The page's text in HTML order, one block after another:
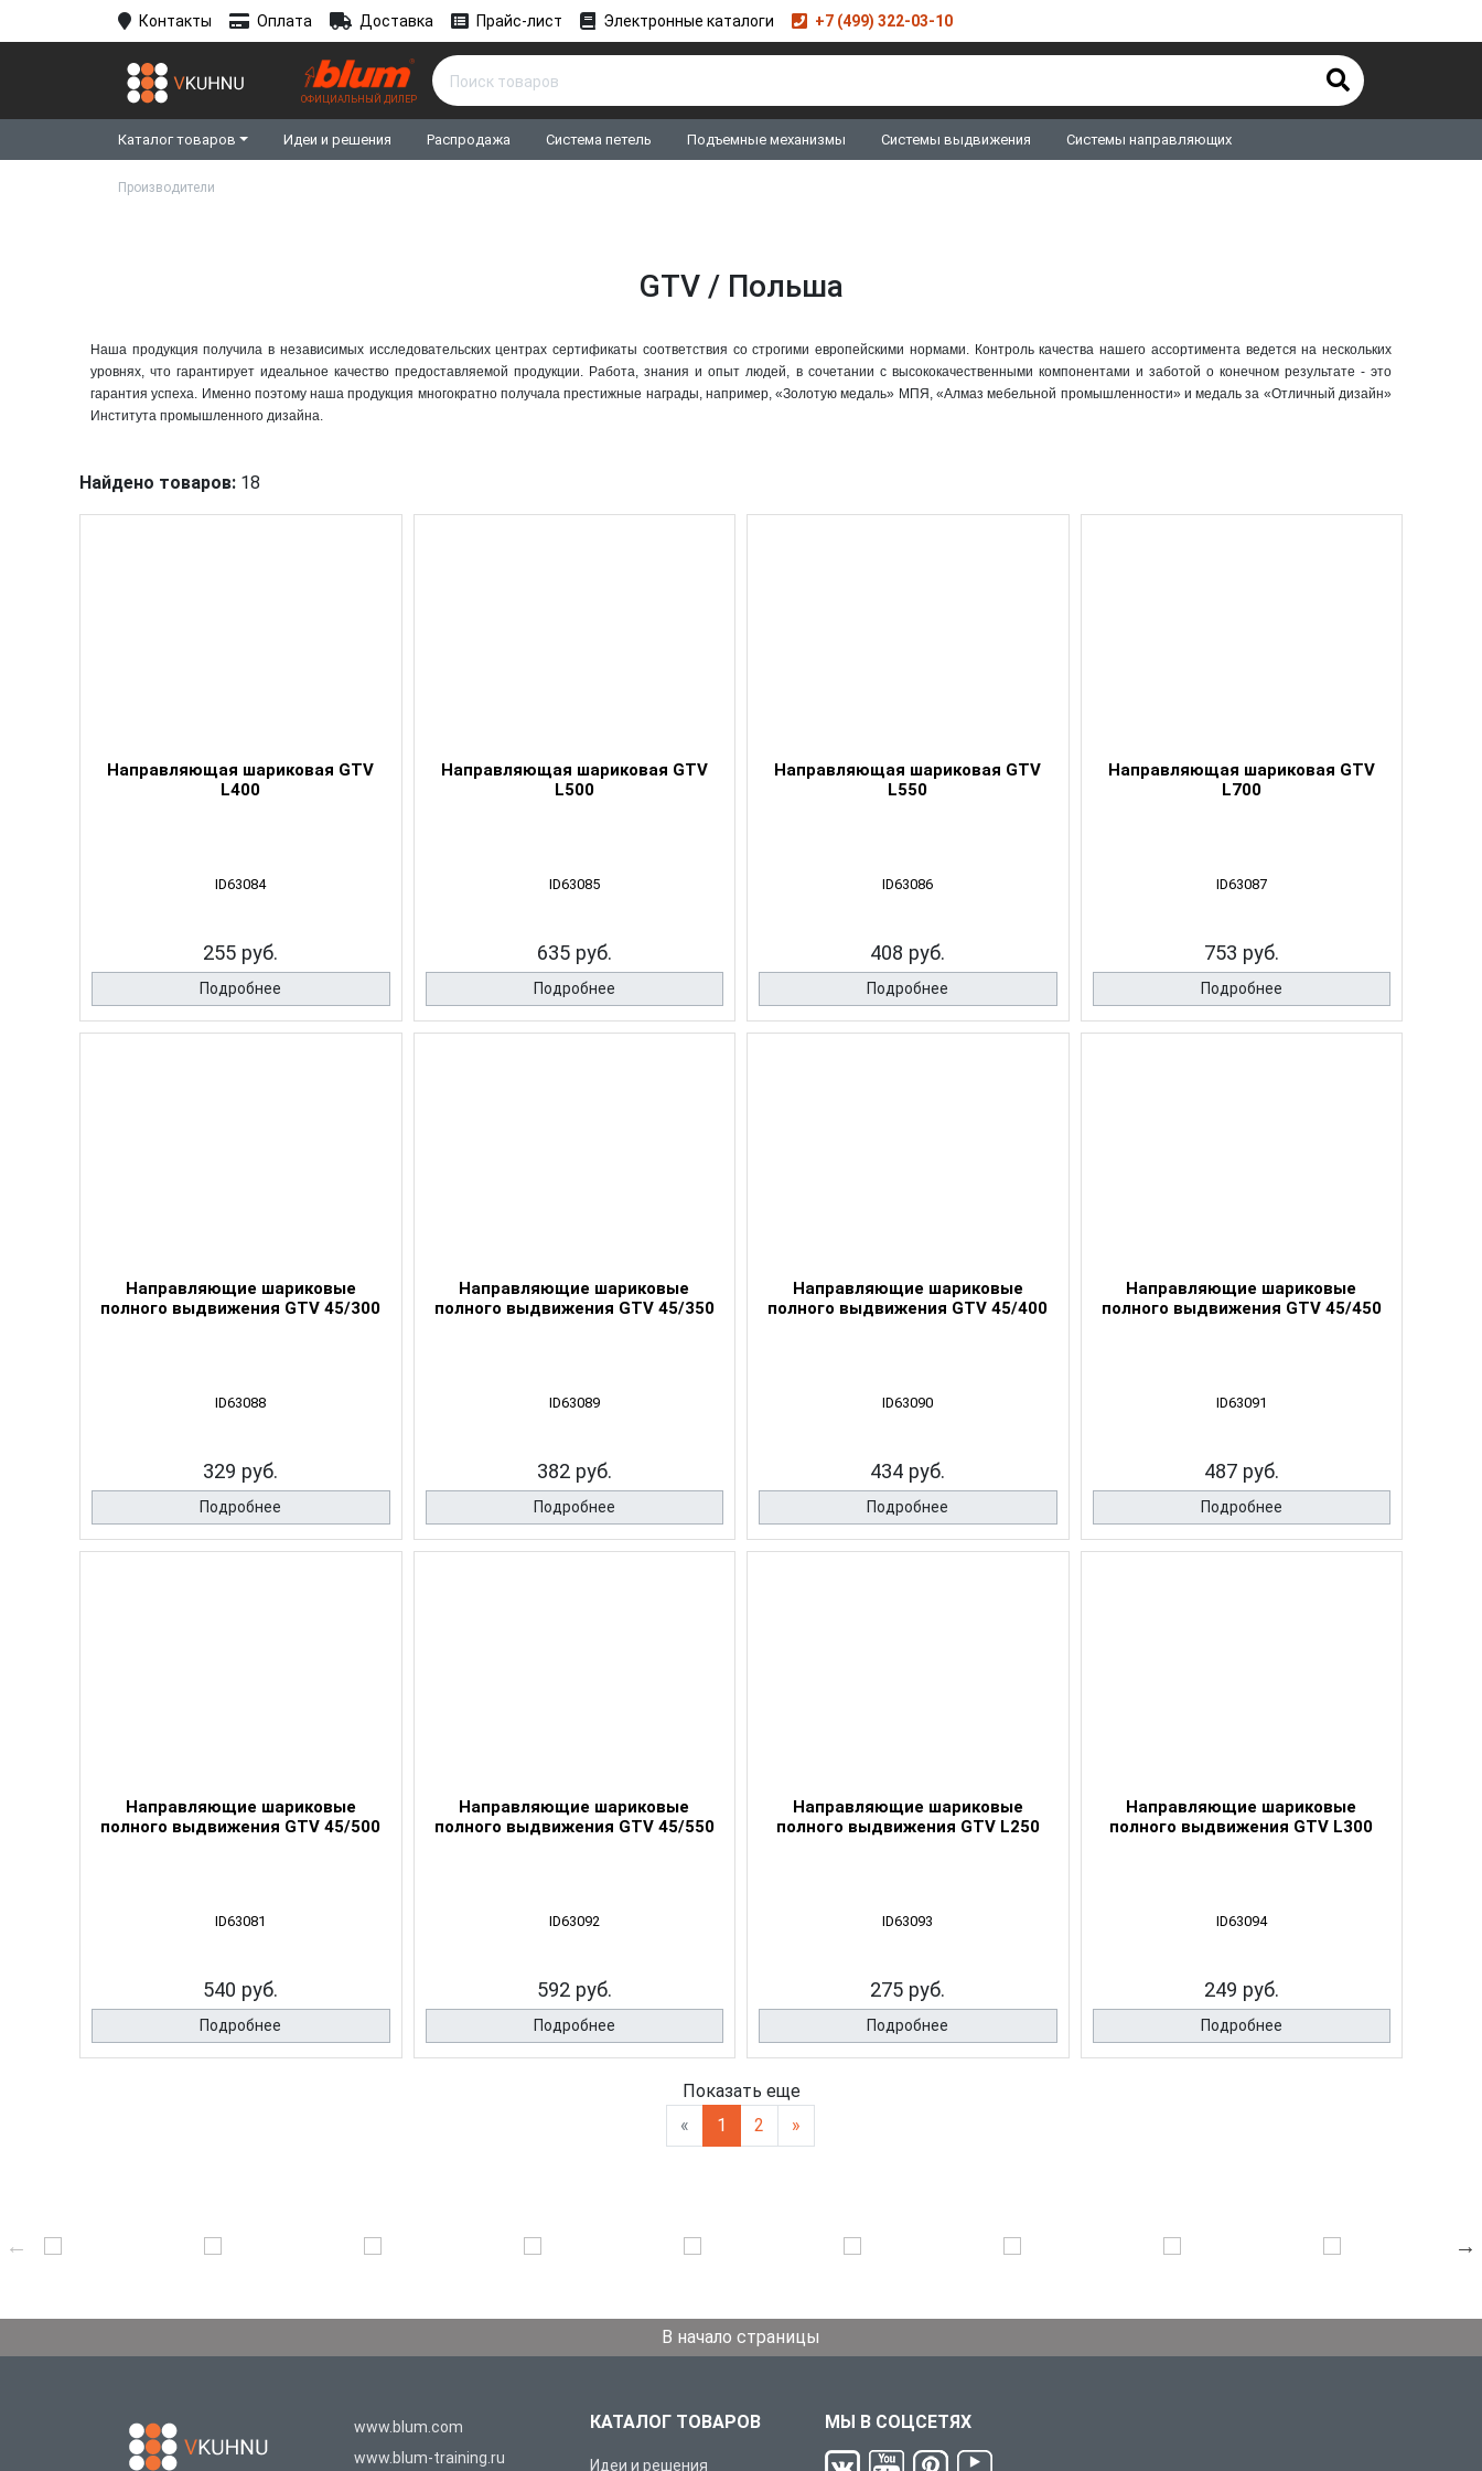
Контакты Оплата Доставка Прайс-лист Электронные каталоги +7 (499) 322-03-10
ОФИЦИАЛЬНЫЙ ДИЛЕР
Каталог товаров Идеи и решения Распродажа Система петель Подъемные механизмы Системы выдвижения Системы направляющих
Производители
GTV / Польша
Наша продукция получила в независимых исследовательских центрах сертификаты соответствия со строгими европейскими нормами. Контроль качества нашего ассортимента ведется на нескольких
уровнях, что гарантирует идеальное качество предоставляемой продукции. Работа, знания и опыт людей, в сочетании с высококачественными компонентами и заботой о конечном результате - это
гарантия успеха. Именно поэтому наша продукция многократно получала престижные награды, например, «Золотую медаль» МПЯ, «Алмаз мебельной промышленности» и медаль за «Отличный дизайн»
Института промышленного дизайна.
Найдено товаров: 18
Направляющая шариковая GTV
L400
ID63084
255 руб.
Подробнее
Направляющая шариковая GTV
L500
ID63085
635 руб.
Подробнее
Направляющая шариковая GTV
L550
ID63086
408 руб.
Подробнее
Направляющая шариковая GTV
L700
ID63087
753 руб.
Подробнее
Направляющие шариковые
полного выдвижения GTV 45/300
ID63088
329 руб.
Подробнее
Направляющие шариковые
полного выдвижения GTV 45/350
ID63089
382 руб.
Подробнее
Направляющие шариковые
полного выдвижения GTV 45/400
ID63090
434 руб.
Подробнее
Направляющие шариковые
полного выдвижения GTV 45/450
ID63091
487 руб.
Подробнее
Направляющие шариковые
полного выдвижения GTV 45/500
ID63081
540 руб.
Подробнее
Направляющие шариковые
полного выдвижения GTV 45/550
ID63092
592 руб.
Подробнее
Направляющие шариковые
полного выдвижения GTV L250
ID63093
275 руб.
Подробнее
Направляющие шариковые
полного выдвижения GTV L300
ID63094
249 руб.
Подробнее
Показать еще
«
1 2 »
В начало страницы
www.blum.com
www.blum-training.ru
КАТАЛОГ ТОВАРОВ
Идеи и решения
МЫ В СОЦСЕТЯХ